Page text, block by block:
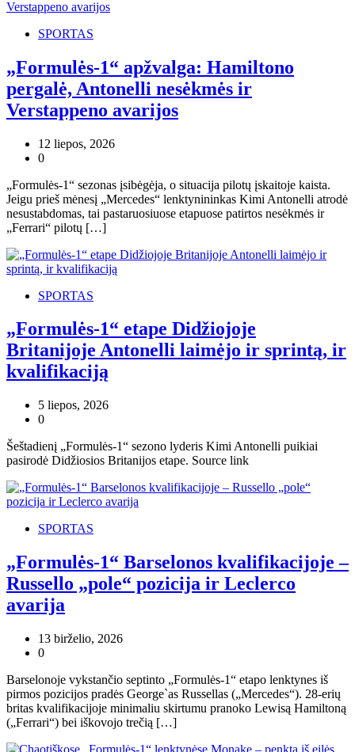
SPORTAS
„Formulės-1“ apžvalga: Hamiltono
pergalė, Antonelli nesėkmės ir
Verstappeno avarijos
12 liepos, 2026
0
„Formulės-1“ sezonas įsibėgėja, o situacija pilotų įskaitoje kaista.
Jeigu prieš mėnesį „Mercedes“ lenktynininkas Kimi Antonelli atrodė
nesustabdomas, tai pastaruosiuose etapuose patirtos nesėkmės ir
„Ferrari“ pilotų […]
SPORTAS
„Formulės-1“ etape Didžiojoje
Britanijoje Antonelli laimėjo ir sprintą, ir
kvalifikaciją
5 liepos, 2026
0
Šeštadienį „Formulės-1“ sezono lyderis Kimi Antonelli puikiai
pasirodė Didžiosios Britanijos etape. Source link
SPORTAS
„Formulės-1“ Barselonos kvalifikacijoje –
Russello „pole“ pozicija ir Leclerco
avarija
13 birželio, 2026
0
Barselonoje vykstančio septinto „Formulės-1“ etapo lenktynes iš
pirmos pozicijos pradės George`as Russellas („Mercedes“). 28-erių
britas kvalifikacijoje minimaliu skirtumu pranoko Lewisą Hamiltoną
(„Ferrari“) bei iškovojo trečią […]